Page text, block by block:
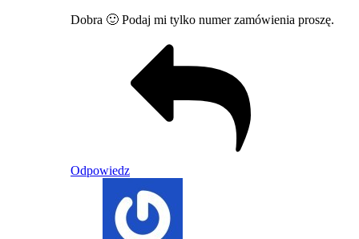
Dobra 🙂 Podaj mi tylko numer zamówienia proszę.
Odpowiedz